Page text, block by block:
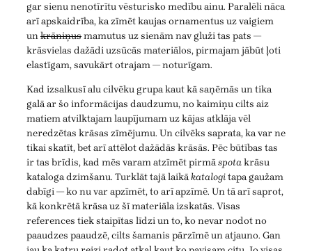
gar sienu nenotīrītu vēsturisko medību ainu. Paralēli nāca
arī apskaidrība, ka zīmēt kaujas ornamentus uz vaigiem
unkrāniņusmamutus uz sienām nav gluži tas pats —
krāsvielas dažādi uzsūcās materiālos, pirmajam jābūt ļoti
elastīgam, savukārt otrajam — noturīgam.
Kad izsalkusī alu cilvēku grupa kaut kā saņēmās un tika
galā ar šo informācijas daudzumu, no kaimiņu cilts aiz
matiem atvilktajam laupījumam uz kājas atklāja vēl
neredzētas krāsas zīmējumu. Un cilvēks saprata, ka var ne
tikai skatīt, bet arī attēlot dažādās krāsās. Pēc būtības tas
ir tas brīdis, kad mēs varam atzīmēt pirmāspotakrāsu
kataloga dzimšanu. Turklāt tajā laikākatalogitapa gaužam
dabīgi — ko nu var apzīmēt, to arī apzīmē. Un tā arī saprot,
kā konkrētā krāsa uz šī materiāla izskatās. Visas
references tiek staipītas līdzi un to, ko nevar nodot no
paaudzes paaudzē, cilts šamanis pārzīmē un atjauno. Gan